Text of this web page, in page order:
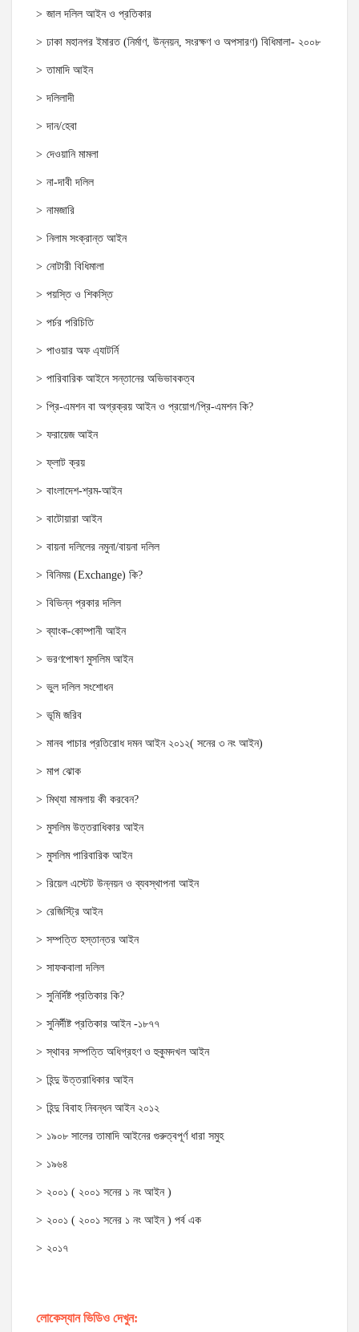
জাল দলিল আইন ও প্রতিকার
ঢাকা মহানগর ইমারত (নির্মাণ, উন্নয়ন, সংরক্ষণ ও অপসারণ) বিধিমালা- ২০০৮
তামাদি আইন
দলিলাদী
দান/হেবা
দেওয়ানি মামলা
না-দাবী দলিল
নামজারি
নিলাম সংক্রান্ত আইন
নোটারী বিধিমালা
পয়স্তি ও শিকস্তি
পর্চর পরিচিতি
পাওয়ার অফ এ্যাটর্নি
পারিবারিক আইনে সন্তানের অভিভাবকত্ব
প্রি-এমশন বা অগ্রক্রয় আইন ও প্রয়োগ/প্রি-এমশন কি?
ফরায়েজ আইন
ফ্লাট ক্রয়
বাংলাদেশ-শ্রম-আইন
বাটোয়ারা আইন
বায়না দলিলের নমুনা/বায়না দলিল
বিনিময় (Exchange) কি?
বিভিন্ন প্রকার দলিল
ব্যাংক-কোম্পানী আইন
ভরণপোষণ মুসলিম আইন
ভুল দলিল সংশোধন
ভূমি জরিব
মানব পাচার প্রতিরোধ দমন আইন ২০১২( সনের ৩ নং আইন)
মাপ ঝোক
মিথ্যা মামলায় কী করবেন?
মুসলিম উত্তরাধিকার আইন
মুসলিম পারিবারিক আইন
রিয়েল এস্টেট উন্নয়ন ও ব্যবস্থাপনা আইন
রেজিস্ট্রি আইন
সম্পত্তি হস্তান্তর আইন
সাফকবালা দলিল
সুনির্দিষ্ট প্রতিকার কি?
সুনির্দীষ্ট প্রতিকার আইন -১৮৭৭
স্থাবর সম্পত্তি অধিগ্রহণ ও হুকুমদখল আইন
হিন্দু উত্তরাধিকার আইন
হিন্দু বিবাহ নিবন্ধন আইন ২০১২
১৯০৮ সালের তামাদি আইনের গুরুত্বপূর্ণ ধারা সমুহ
১৯৬৪
২০০১ ( ২০০১ সনের ১ নং আইন )
২০০১ ( ২০০১ সনের ১ নং আইন ) পর্ব এক
২০১৭
লোকেস্যান ভিডিও দেখুন: